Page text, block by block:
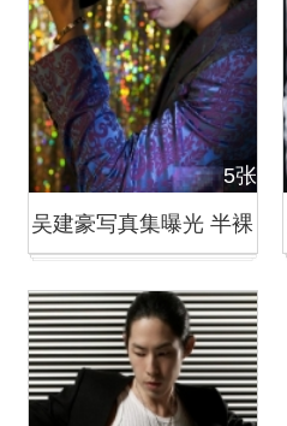
5张
吴建豪写真集曝光 半裸